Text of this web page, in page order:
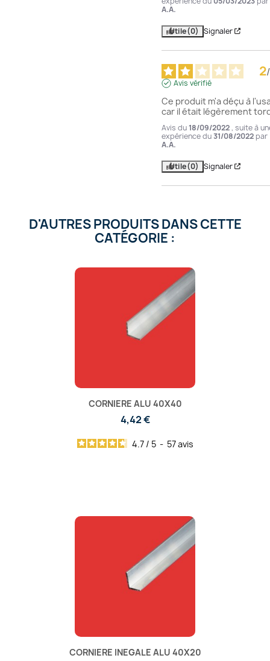
A.A.
Utile(0) Signaler
2/
Avis vérifié
Ce produit m'a déçu à
car il était légèrement
Avis du18/09/2022, suite à
expérience du 31/08/2022 par
A.A.
Utile(0) Signaler
D'AUTRES PRODUITS DANS CETTE
CATÉGORIE :
CORNIERE ALU 40X40
4,42 €
4.7 / 5 - 57avis
CORNIERE INEGALE ALU 40X20